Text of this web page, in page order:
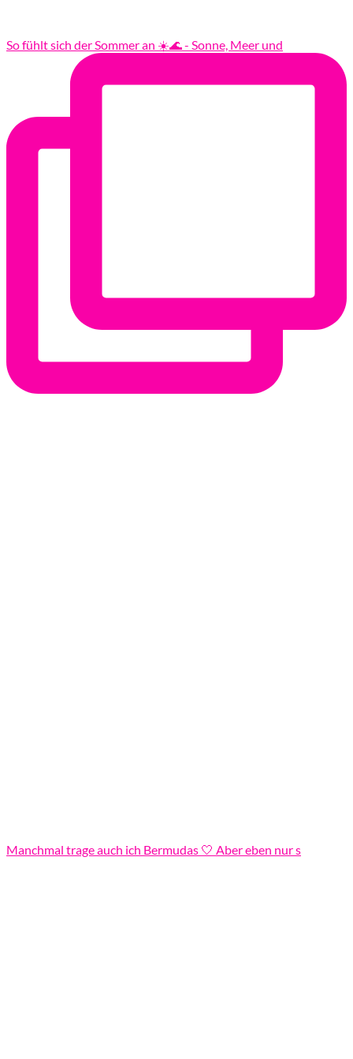
So fühlt sich der Sommer an ☀️🌊 - Sonne, Meer und
Manchmal trage auch ich Bermudas 🤍 Aber eben nur s